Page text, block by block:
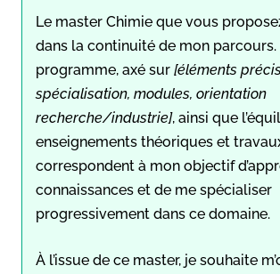
Le master Chimie que vous
dans la continuité de mon parcours.
programme, axé sur [éléments
spécialisation, modules, orientation
recherche/industrie], ainsi que
enseignements théoriques et
correspondent à mon objectif
connaissances et de me spécialiser
progressivement dans ce domaine.
À l’issue de ce master, je souhaite